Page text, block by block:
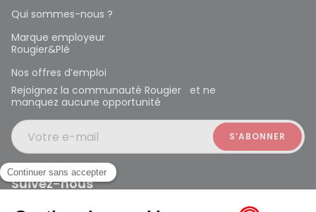
Qui sommes-nous ?
Marque employeur
Rougier&Plé
Nos offres d’emploi
Rejoignez la communauté Rougier et ne
manquez aucune opportunité
Votre e-mail
Suivez-nous